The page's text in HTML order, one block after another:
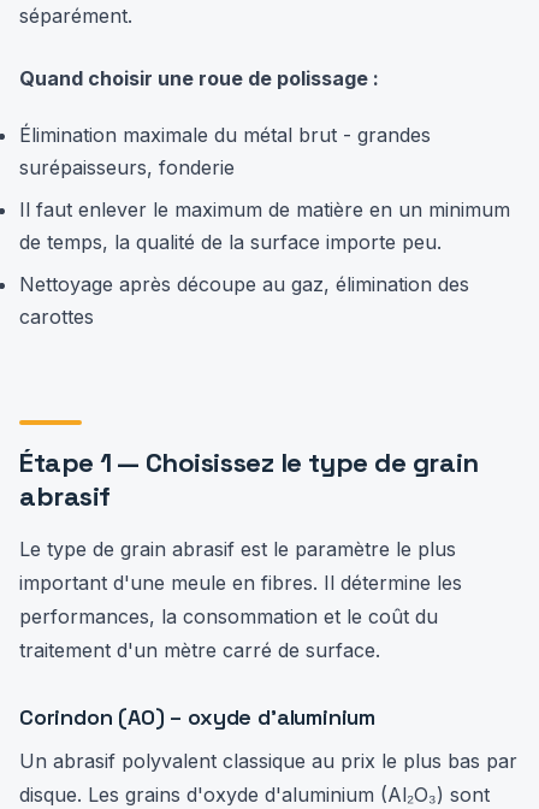
séparément.
Quand choisir une roue de polissage :
Élimination maximale du métal brut - grandes
surépaisseurs, fonderie
Il faut enlever le maximum de matière en un minimum
de temps, la qualité de la surface importe peu.
Nettoyage après découpe au gaz, élimination des
carottes
Étape 1 — Choisissez le type de grain
abrasif
Le type de grain abrasif est le paramètre le plus
important d'une meule en fibres. Il détermine les
performances, la consommation et le coût du
traitement d'un mètre carré de surface.
Corindon (AO) – oxyde d’aluminium
Un abrasif polyvalent classique au prix le plus bas par
disque. Les grains d'oxyde d'aluminium (Al₂O₃) sont